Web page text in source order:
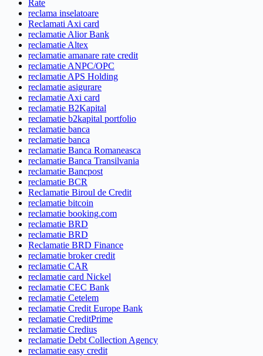
Rate
reclama inselatoare
Reclamati Axi card
reclamatie Alior Bank
reclamatie Altex
reclamatie amanare rate credit
reclamatie ANPC/OPC
reclamatie APS Holding
reclamatie asigurare
reclamatie Axi card
reclamatie B2Kapital
reclamatie b2kapital portfolio
reclamatie banca
reclamatie banca
reclamatie Banca Romaneasca
reclamatie Banca Transilvania
reclamatie Bancpost
reclamatie BCR
Reclamatie Biroul de Credit
reclamatie bitcoin
reclamatie booking.com
reclamatie BRD
reclamatie BRD
Reclamatie BRD Finance
reclamatie broker credit
reclamatie CAR
reclamatie card Nickel
reclamatie CEC Bank
reclamatie Cetelem
reclamatie Credit Europe Bank
reclamatie CreditPrime
reclamatie Credius
reclamatie Debt Collection Agency
reclamatie easy credit